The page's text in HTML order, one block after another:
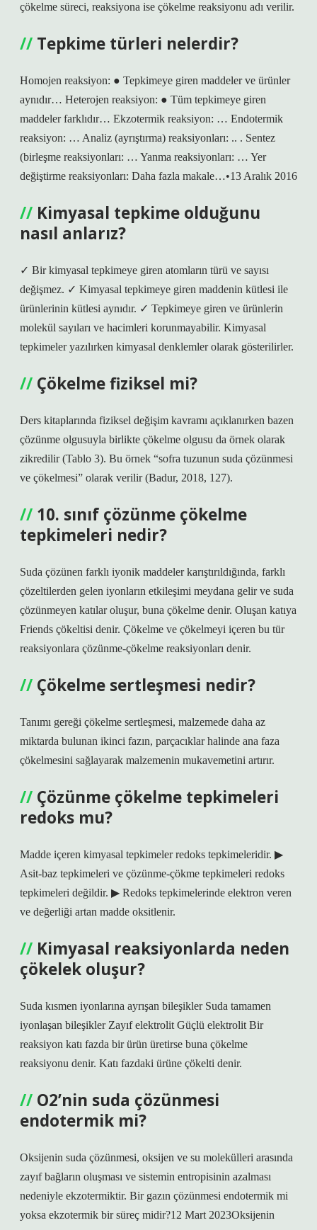
çökelme süreci, reaksiyona ise çökelme reaksiyonu adı verilir.
Tepkime türleri nelerdir?
Homojen reaksiyon: ● Tepkimeye giren maddeler ve ürünler
aynıdır… Heterojen reaksiyon: ● Tüm tepkimeye giren
maddeler farklıdır… Ekzotermik reaksiyon: … Endotermik
reaksiyon: … Analiz (ayrıştırma) reaksiyonları: .. . Sentez
(birleşme reaksiyonları: … Yanma reaksiyonları: … Yer
değiştirme reaksiyonları: Daha fazla makale…•13 Aralık 2016
Kimyasal tepkime olduğunu
nasıl anlarız?
✓ Bir kimyasal tepkimeye giren atomların türü ve sayısı
değişmez. ✓ Kimyasal tepkimeye giren maddenin kütlesi ile
ürünlerinin kütlesi aynıdır. ✓ Tepkimeye giren ve ürünlerin
molekül sayıları ve hacimleri korunmayabilir. Kimyasal
tepkimeler yazılırken kimyasal denklemler olarak gösterilirler.
Çökelme fiziksel mi?
Ders kitaplarında fiziksel değişim kavramı açıklanırken bazen
çözünme olgusuyla birlikte çökelme olgusu da örnek olarak
zikredilir (Tablo 3). Bu örnek “sofra tuzunun suda çözünmesi
ve çökelmesi” olarak verilir (Badur, 2018, 127).
10. sınıf çözünme çökelme
tepkimeleri nedir?
Suda çözünen farklı iyonik maddeler karıştırıldığında, farklı
çözeltilerden gelen iyonların etkileşimi meydana gelir ve suda
çözünmeyen katılar oluşur, buna çökelme denir. Oluşan katıya
Friends çökeltisi denir. Çökelme ve çökelmeyi içeren bu tür
reaksiyonlara çözünme-çökelme reaksiyonları denir.
Çökelme sertleşmesi nedir?
Tanımı gereği çökelme sertleşmesi, malzemede daha az
miktarda bulunan ikinci fazın, parçacıklar halinde ana faza
çökelmesini sağlayarak malzemenin mukavemetini artırır.
Çözünme çökelme tepkimeleri
redoks mu?
Madde içeren kimyasal tepkimeler redoks tepkimeleridir. ▶
Asit-baz tepkimeleri ve çözünme-çökme tepkimeleri redoks
tepkimeleri değildir. ▶ Redoks tepkimelerinde elektron veren
ve değerliği artan madde oksitlenir.
Kimyasal reaksiyonlarda neden
çökelek oluşur?
Suda kısmen iyonlarına ayrışan bileşikler Suda tamamen
iyonlaşan bileşikler Zayıf elektrolit Güçlü elektrolit Bir
reaksiyon katı fazda bir ürün üretirse buna çökelme
reaksiyonu denir. Katı fazdaki ürüne çökelti denir.
O2’nin suda çözünmesi
endotermik mi?
Oksijenin suda çözünmesi, oksijen ve su molekülleri arasında
zayıf bağların oluşması ve sistemin entropisinin azalması
nedeniyle ekzotermiktir. Bir gazın çözünmesi endotermik mi
yoksa ekzotermik bir süreç midir?12 Mart 2023Oksijenin